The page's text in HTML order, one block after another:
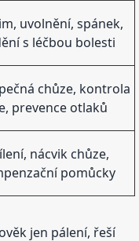
uvolnění, spánek,
s léčbou bolesti
chůze, kontrola
prevence otlaků
nácvik chůze,
pomůcky
jen pálení, řeší